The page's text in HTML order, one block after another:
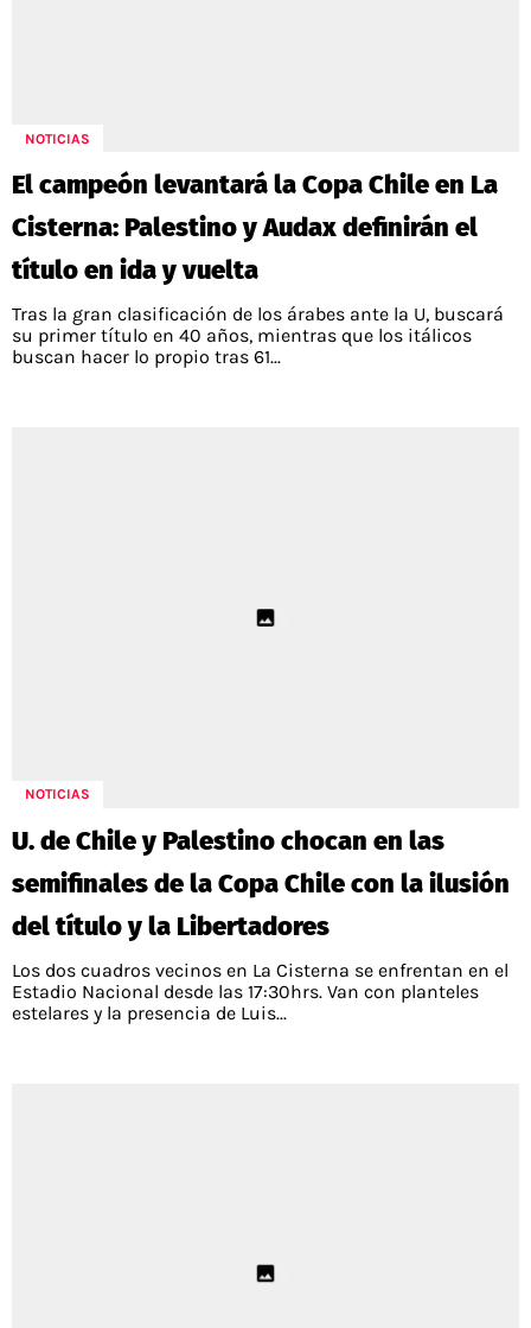
NOTICIAS
El campeón levantará la Copa Chile en La
Cisterna: Palestino y Audax definirán el
título en ida y vuelta
Tras la gran clasificación de los árabes ante la U, buscará
su primer título en 40 años, mientras que los itálicos
buscan hacer lo propio tras 61...
NOTICIAS
U. de Chile y Palestino chocan en las
semifinales de la Copa Chile con la ilusión
del título y la Libertadores
Los dos cuadros vecinos en La Cisterna se enfrentan en el
Estadio Nacional desde las 17:30hrs. Van con planteles
estelares y la presencia de Luis...